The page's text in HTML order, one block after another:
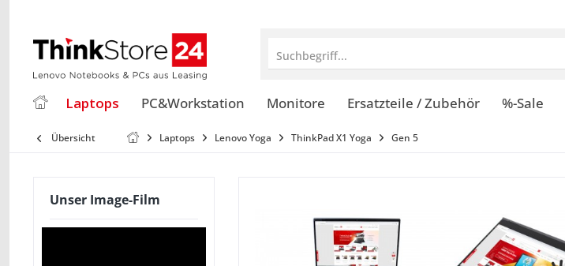
Suchbegriff...
Laptops PC&Workstation Monitore Ersatzteile / Zubehör %-Sale
Übersicht Laptops Lenovo Yoga ThinkPad X1 Yoga Gen 5
Unser Image-Film